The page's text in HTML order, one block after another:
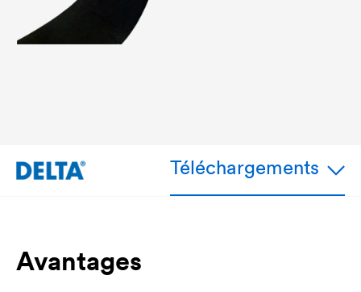
Téléchargements
Avantages